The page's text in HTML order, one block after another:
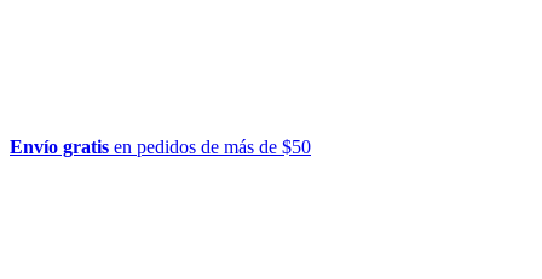
Envío gratis en pedidos de más de $50